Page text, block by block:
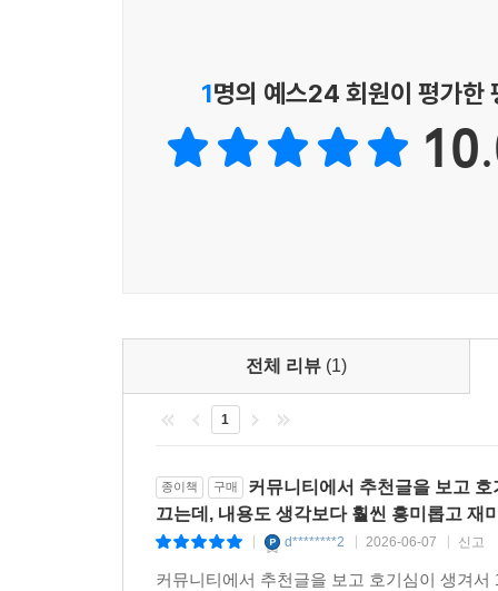
1명의 예스24 회원이 평가한
전체 리뷰 (1)
1
종이책 구매
커뮤니티에서 추천글을 보고
끄는데, 내용도 생각보다 훨씬 흥미롭고 재
d********2 2026-06-07 신고
커뮤니티에서 추천글을 보고 호기심이 생겨